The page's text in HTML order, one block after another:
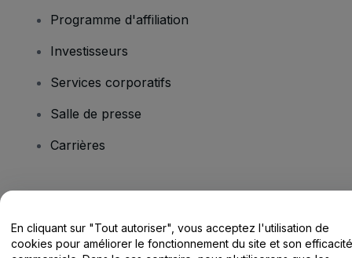
Programme d'affiliation
Investisseurs
Services corporatifs
Salle de presse
Carrières
Centre d'assistance / Nous contacter
En cliquant sur "Tout autoriser", vous acceptez l'utilisation de
cookies pour améliorer le fonctionnement du site et son efficacité